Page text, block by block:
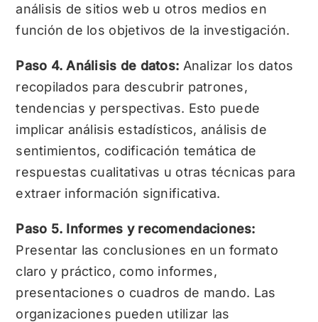
análisis de sitios web u otros medios en
función de los objetivos de la investigación.
Paso 4. Análisis de datos: Analizar los datos
recopilados para descubrir patrones,
tendencias y perspectivas. Esto puede
implicar análisis estadísticos, análisis de
sentimientos, codificación temática de
respuestas cualitativas u otras técnicas para
extraer información significativa.
Paso 5. Informes y recomendaciones:
Presentar las conclusiones en un formato
claro y práctico, como informes,
presentaciones o cuadros de mando. Las
organizaciones pueden utilizar las